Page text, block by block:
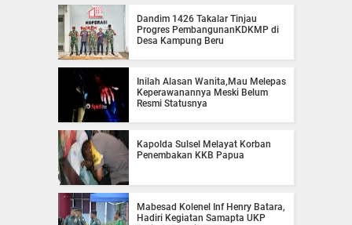
Dandim 1426 Takalar Tinjau
Progres PembangunanKDKMP di
Desa Kampung Beru
Inilah Alasan Wanita,Mau Melepas
Keperawanannya Meski Belum
Resmi Statusnya
Kapolda Sulsel Melayat Korban
Penembakan KKB Papua
Mabesad Kolenel Inf Henry Batara,
Hadiri Kegiatan Samapta UKP